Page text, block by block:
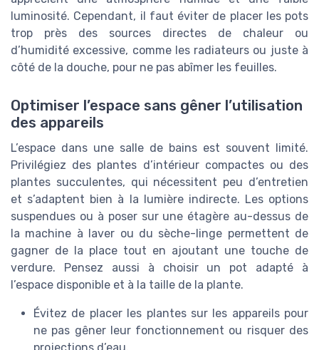
luminosité. Cependant, il faut éviter de placer les pots
trop près des sources directes de chaleur ou
d’humidité excessive, comme les radiateurs ou juste à
côté de la douche, pour ne pas abîmer les feuilles.
Optimiser l’espace sans gêner l’utilisation
des appareils
L’espace dans une salle de bains est souvent limité.
Privilégiez des plantes d’intérieur compactes ou des
plantes succulentes, qui nécessitent peu d’entretien
et s’adaptent bien à la lumière indirecte. Les options
suspendues ou à poser sur une étagère au-dessus de
la machine à laver ou du sèche-linge permettent de
gagner de la place tout en ajoutant une touche de
verdure. Pensez aussi à choisir un pot adapté à
l’espace disponible et à la taille de la plante.
Évitez de placer les plantes sur les appareils pour
ne pas gêner leur fonctionnement ou risquer des
projections d’eau.